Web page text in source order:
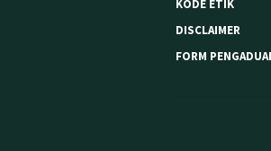
KODE ETIK
DISCLAIMER
FORM